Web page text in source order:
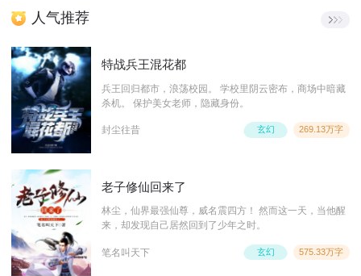
人气推荐
特战兵王混花都
兵王回归都市，浪荡校园。 学校里阴云密布，商场中暗藏
杀机。 保护美女老师，隐藏身份。
封尘往昔 269.13万字
玄幻
老子修仙回来了
林尘，仙界最强仙尊，威名震四方！ 然而这一天，当他醒
来，却发现自己居然回到了少年之时。
笔名叫天下 575.33万字
玄幻